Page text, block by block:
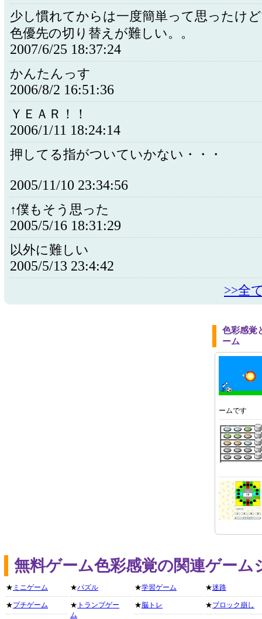
少し慣れてからは一度簡単って思ったけ
色優先の切り替えが難しい。。
2007/6/25 18:37:24
かんたんっす
2006/8/2 16:51:36
ＹＥＡＲ！！
2006/1/11 18:24:14
押してる指がついていかない・・・
2005/11/10 23:34:56
↑僕もそう思った
2005/5/16 18:31:29
以外に難しい
2005/5/13 23:4:42
>>全
色彩感覚
ーム
ームです
無料ゲーム色彩感覚の関連ゲーム
★ ミニゲーム
★プチゲーム
★パズル
★ トランプゲー
ム
★学習ゲーム
★脳トレ
★迷路
★ブロック崩し